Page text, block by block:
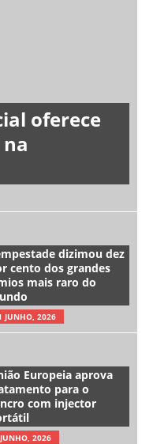
oferece
dizimou dez
cento dos grandes
mais raro do
JUNHO, 2026
Europeia aprova
para o
com injector
2026